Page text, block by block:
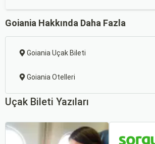
Goiania Hakkında Daha Fazla
Goiania Uçak Bileti
Goiania Otelleri
Uçak Bileti Yazıları